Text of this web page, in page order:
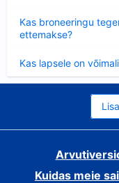
Kas broneeringu
ettemakse?
Kas lapsele on
Kuidas meie